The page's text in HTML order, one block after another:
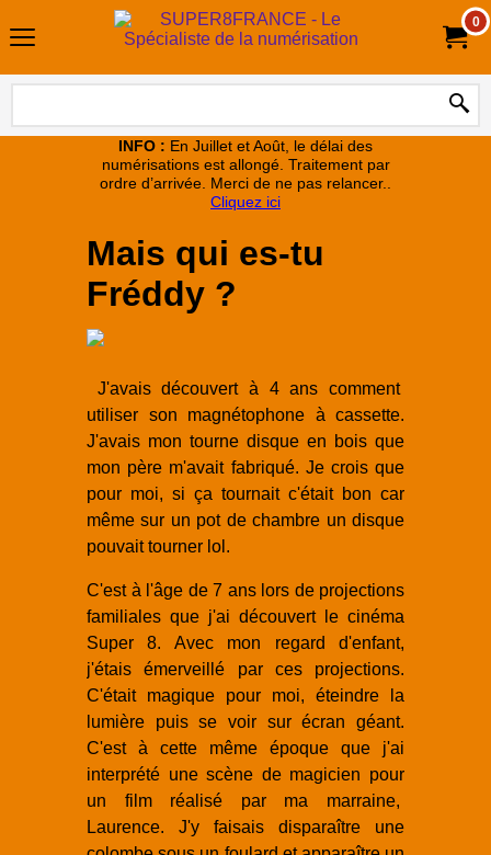
0
INFO : En Juillet et Août, le délai des
numérisations est allongé. Traitement par
ordre d’arrivée. Merci de ne pas relancer..
Cliquez ici
Mais qui es-tu
Fréddy ?
J'avais découvert à 4 ans comment
utiliser son magnétophone à cassette.
J'avais mon tourne disque en bois que
mon père m'avait fabriqué. Je crois que
pour moi, si ça tournait c'était bon car
même sur un pot de chambre un disque
pouvait tourner lol.
C'est à l'âge de 7 ans lors de projections
familiales que j'ai découvert le cinéma
Super 8. Avec mon regard d'enfant,
j'étais émerveillé par ces projections.
C'était magique pour moi, éteindre la
lumière puis se voir sur écran géant.
C'est à cette même époque que j'ai
interprété une scène de magicien pour
un film réalisé par ma marraine,
Laurence. J'y faisais disparaître une